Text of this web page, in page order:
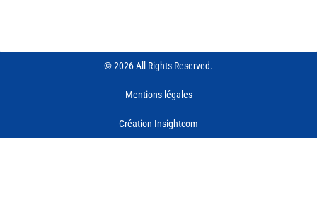
© 2026 All Rights Reserved.
Mentions légales
Création Insightcom